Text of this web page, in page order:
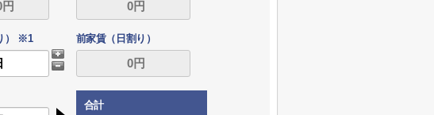
） ※1 前家賃（日割り）
合計